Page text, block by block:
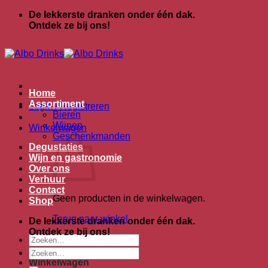
De lekkerste dranken onder één dak.
Ontdek ze bij ons!
Login / Registreren
Winkelwagen
Geen producten in de winkelwagen.
Terug naar winkel
Zoeken
naar:
Winkelwagen
Home
Assortiment
Bieren
Wijnen
Geschenkmanden
Degustaties
Wijn en gastronomie
Over ons
Verhuur
Contact
Shop
De lekkerste dranken onder één dak.
Ontdek ze bij ons!
Zoeken
naar: